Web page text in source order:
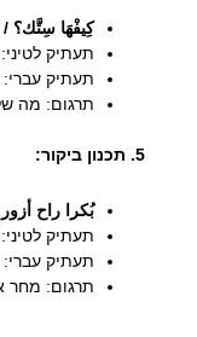
كِيفْهَا سِتَّك؟ /
תעתיק לטיני: Kīfha sittak? / Kīfha tettak?
תעתיק
תרגום: מה
5. תכנון ביקור:
بُكرا راح
תעתיק לטיני: Bukra rāḥ azūr sitti/teti.
תעתיק עברי:
תרגום: מחר